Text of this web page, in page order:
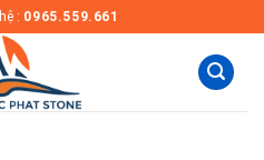
: 0965.559.661